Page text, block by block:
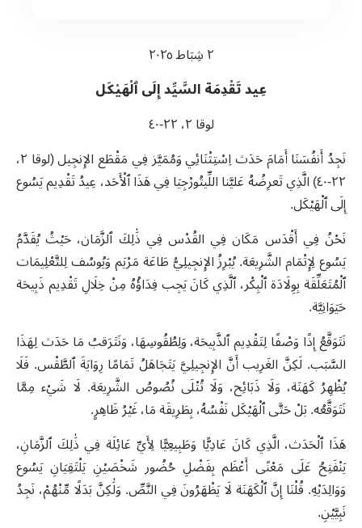
٢ شِبَاط ٢٠٢٥
عِيد تَقْدِمَة السَّيِّد إِلَى ٱلْهَيْكَل
لوقا ٢، ٢٢-٤٠
نَجِدُ أَنفُسَنَا أَمَامَ حَدَث اِسْتِثْنَائِي وَمُمَيَّز فِي مَقْطَع الإِنجِيل (لوقا ٢،
٢٢-٤٠) الَّذِي تَعرِضُهُ عَليَّنا اللِّيتُورْجِيَا فِي هَذَا ٱلْأَحَد، عِيدُ تَقْدِيم يَسُوع
إِلَى ٱلْهَيْكَل.
نَحْنُ فِي أَقْدَس مَكَان فِي القُدْس فِي ذَٰلِكَ ٱلزَّمَان، حَيْثُ يُقَدَّمُ
يَسُوع لِإِتْمَام الشَّرِيعَة. يُبْرِزُ الإِنجِيلِيُّ طَاعَة مَرْيَم وَيُوسُف لِلتَّعْلِيمَات
ٱلْمُتَعَلِّقَة بِوِلَادَة ٱلْبِكْر، ٱلَّذِي كَانَ يَجِب فِدَاؤُهُ مِنْ خِلَالِ تَقْدِيم ذَبِيحَة
حَيَوَانِيَّة.
نَتَوَقَّعُ إِذًا وَصْفًا لِتَقْدِيم ٱلذَّبِيحَة، وَلِطُقُوسِهَا، وَنَتَرَقبُ مَا حَدَث لِهَذَا
السَّبَب. لَكِنَّ الغَرِيب أَنَّ الإِنجِيلِيَّ يَتَجَاهَلُ تَمَامًا رِوَايَةَ ٱلطَّقْس. فَلَا
يُظْهِرُ كَهَنَة، وَلَا ذَبَائِح، وَلَا تُتْلَى نُصُوصُ الشَّرِيعَة. لَا شَيْء مِمَّا
نَتَوَقَّعُه. بَلْ حَتَّى ٱلْهَيْكَل نَفْسُهُ، بِطَرِيقَة مَا، غَيْرُ ظَاهِرٍ.
هَذَا ٱلْحَدَث، الَّذِي كَانَ عَادِيًّا وَطَبِيعِيًّا لِأَيِّ عَائِلَة فِي ذَٰلِكَ ٱلزَّمَانِ،
يَنْفَتِحُ عَلَى مَعْنًى أَعْظَم بِفَضْلِ حُضُور شَخْصَيْنِ يَلْتَقِيَانِ يَسُوع
وَوَالِدَيْهِ. قُلْنَا إِنَّ ٱلْكَهَنَة لَا يَظْهَرُونَ فِي النَّصِّ. وَلَٰكِنَّ بَدَلًا مِّنْهُمْ، نَجِدُ
نَبِيَّيْنِ.